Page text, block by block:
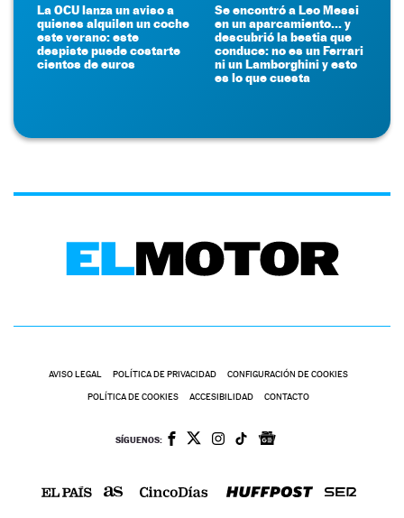
La OCU lanza un aviso a
quienes alquilen un coche
este verano: este
despiste puede costarte
cientos de euros
Se encontró a Leo Messi
en un aparcamiento... y
descubrió la bestia que
conduce: no es un Ferrari
ni un Lamborghini y esto
es lo que cuesta
AVISO LEGAL POLÍTICA DE PRIVACIDAD CONFIGURACIÓN DE COOKIES
POLÍTICA DE COOKIES ACCESIBILIDAD CONTACTO
SÍGUENOS: